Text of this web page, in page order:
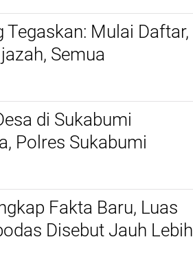
Tegaskan: Mulai Daftar,
Semua
di Sukabumi
Polres Sukabumi
Tangkap Dua
Fakta Baru, Luas
Disebut Jauh Lebih